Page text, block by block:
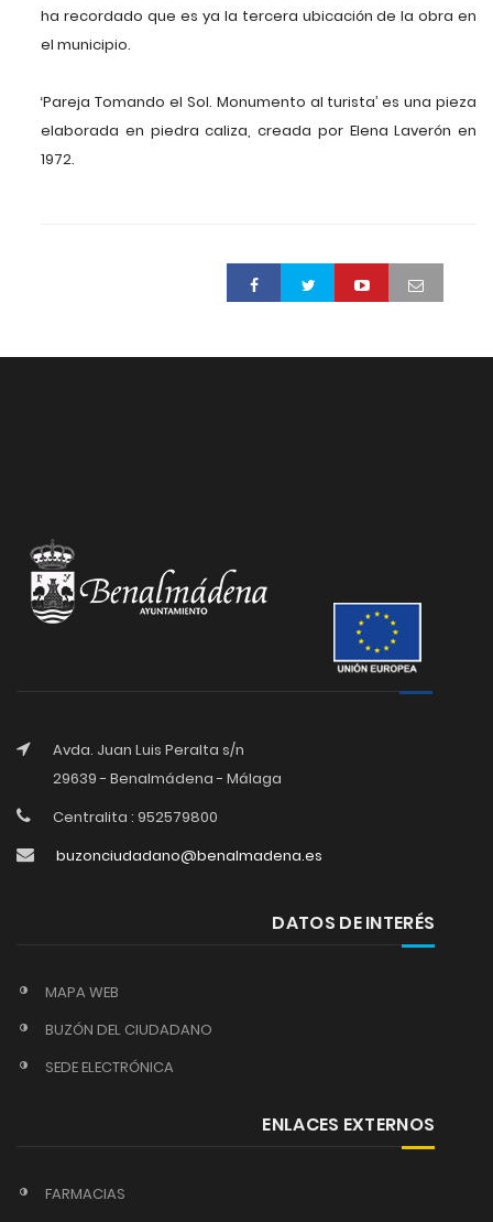
ha recordado que es ya la tercera ubicación de la obra en
el municipio.
‘Pareja Tomando el Sol. Monumento al turista’ es una pieza
elaborada en piedra caliza, creada por Elena Laverón en
1972.
Avda. Juan Luis Peralta s/n
29639 - Benalmádena - Málaga
Centralita : 952579800
buzonciudadano@benalmadena.es
DATOS DE INTERÉS
MAPA WEB
BUZÓN DEL CIUDADANO
SEDE ELECTRÓNICA
ENLACES EXTERNOS
FARMACIAS